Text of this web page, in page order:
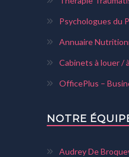
Psychologues du
Annuaire
Cabinets à louer /
OfficePlus –
NOTRE
Audrey De